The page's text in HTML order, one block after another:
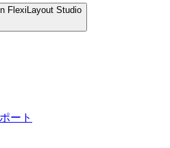
FlexiLayout Studio
ート